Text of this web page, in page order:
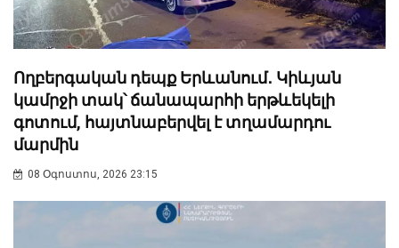
Ողբերգական դեպք Երևանում․ Կիևյան
կամրջի տակ՝ ճանապարհի երթևեկելի
գոտում, հայտնաբերվել է տղամարդու
մարմին
08 Օգոստոս, 2026 23:15